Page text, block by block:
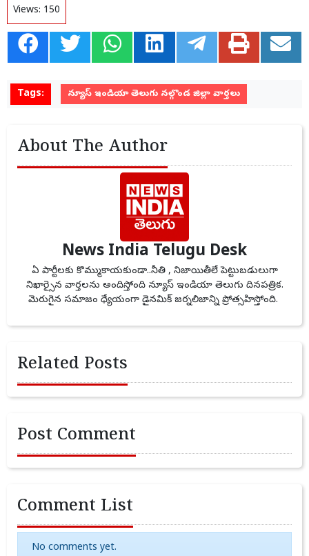
Views: 150
Tags: న్యూస్ ఇండియా తెలుగు నల్గొండ జిల్లా వార్తలు
About The Author
News India Telugu Desk
ఏ పార్టీలకు కొమ్ముకాయకుండా..నీతి , నిజాయితీలే పెట్టుబడులుగా
నిఖార్సైన వార్తలను అందిస్తోంది న్యూస్ ఇండియా తెలుగు దినపత్రిక.
మెరుగైన సమాజం ధ్యేయంగా డైనమిక్ జర్నలిజాన్ని ప్రోత్సహిస్తోంది.
Related Posts
Post Comment
Comment List
No comments yet.